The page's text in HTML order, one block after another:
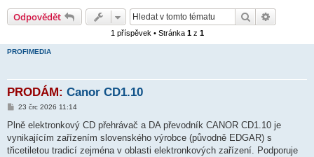
Odpovědět Hledat
1 příspěvek • Stránka 1z 1
PROFIMEDIA
PRODÁM: Canor CD1.10
P
í
p
ě
23 črc 2026 11:14
Plně elektronkový CD přehrávač a DA převodník CANOR CD1.10 je
vynikajícím zařízením slovenského výrobce (původně EDGAR) s
třicetiletou tradicí zejména v oblasti elektronkových zařízení. Podporuje